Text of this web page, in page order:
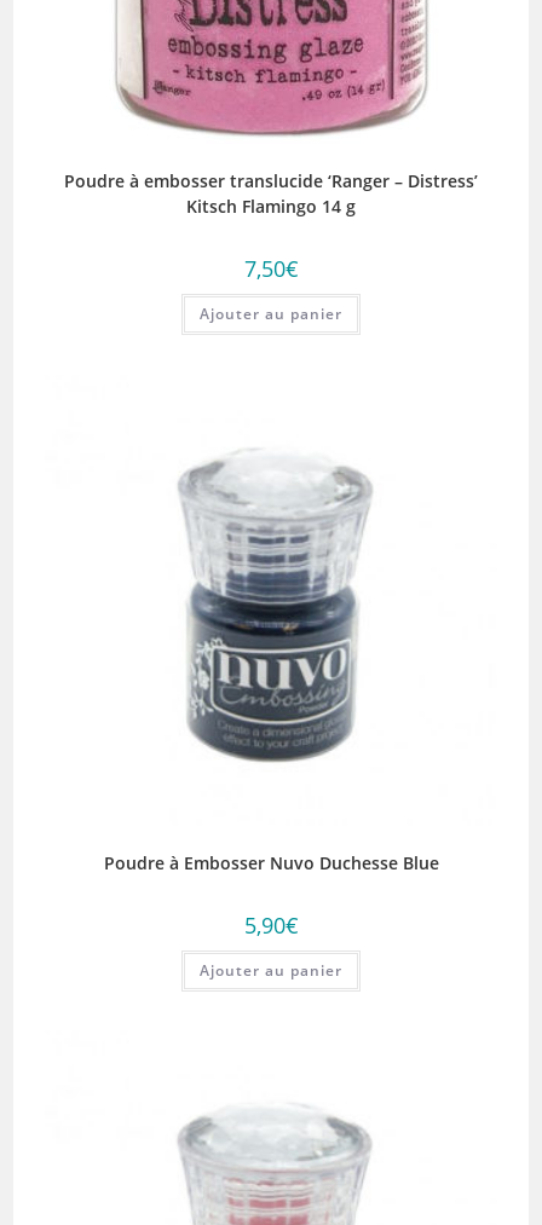
Poudre à embosser translucide ‘Ranger – Distress’
Kitsch Flamingo 14 g
7,50€
Ajouter au panier
Poudre à Embosser Nuvo Duchesse Blue
5,90€
Ajouter au panier